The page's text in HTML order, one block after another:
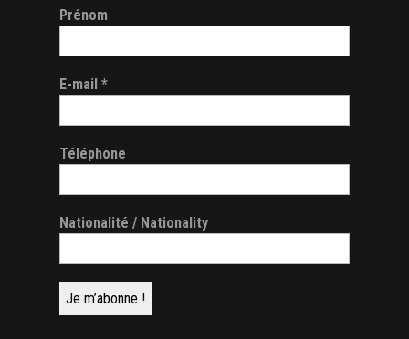
Prénom
E-mail *
Téléphone
Nationalité / Nationality